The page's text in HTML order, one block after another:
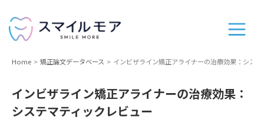
Home 矯正論文データベース インビザライン矯正アライナーの治療効果：シス
インビザライン矯正アライナーの治療効果：
システマティックレビュー